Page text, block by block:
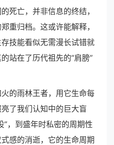
死亡，并非信息的终结，
重归档。这或许能解释，
技能看似无需漫长试错就
站在了历代祖先的“肩膀”
的雨林王者，用它生命每
了我们认知中的巨大盲
”，到盛年时私密的周期性
感的消逝，它的生命周期